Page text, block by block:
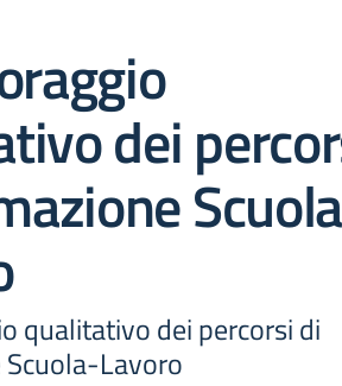
dei
qualitativo dei percorsi di
Lavoro